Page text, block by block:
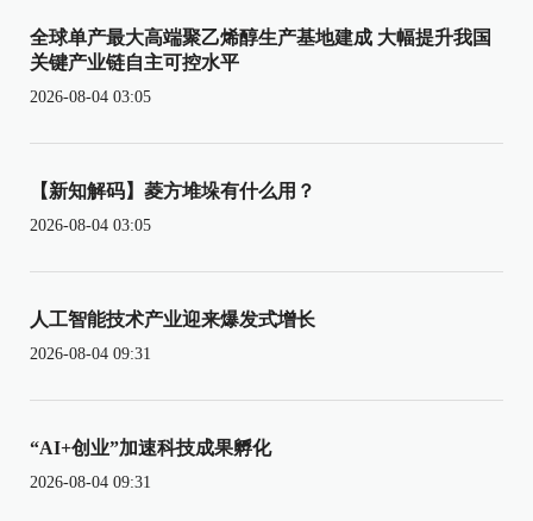
全球单产最大高端聚乙烯醇生产基地建成 大幅提升我国
关键产业链自主可控水平
2026-08-04 03:05
【新知解码】菱方堆垛有什么用？
2026-08-04 03:05
人工智能技术产业迎来爆发式增长
2026-08-04 09:31
“AI+创业”加速科技成果孵化
2026-08-04 09:31